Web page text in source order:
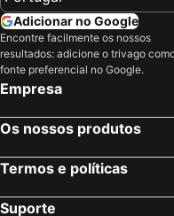
Shannon Town, Eire
Ennis, Eire Hotéis
Offaly, Eire Hotéis
Dublin, Eire Hotéis
Kilkenny, Eire Hotéis
Wexford, Eire Hotéis
Adicionar no Google
Encontre facilmente os nossos
resultados: adicione o trivago
fonte preferencial no Google.
Empresa
Os nossos produtos
Termos e políticas
Suporte